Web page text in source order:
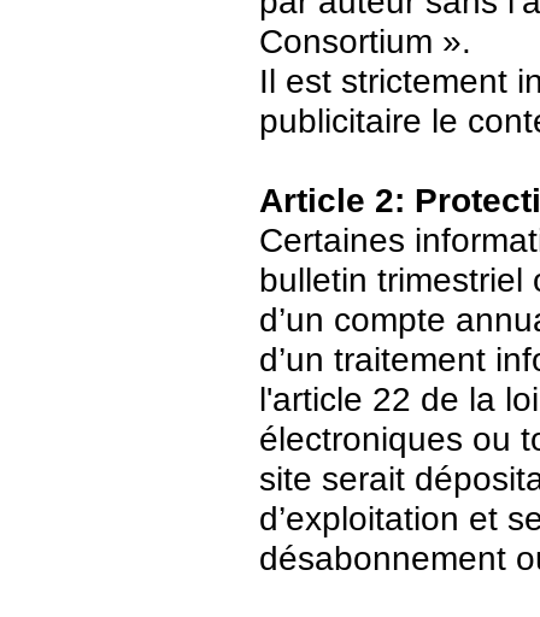
Consortium ».
Il est strictement
publicitaire le
Article 2:
Certaines
bulletin trimestriel
d’un compte
d’un traitement
l'article 22 de la
électroniques ou
site serait
d’exploitation et
désabonnement